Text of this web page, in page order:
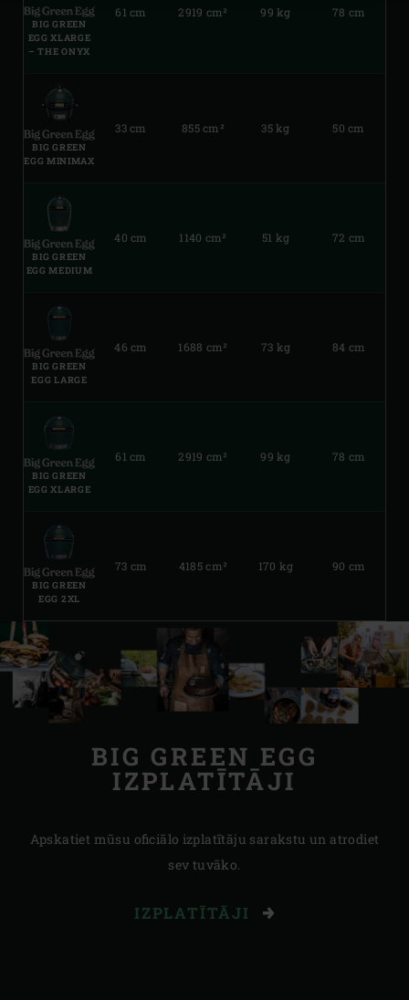
BIG GREEN
EGG XLARGE
– THE ONYX
61 cm 2919 cm² 99 kg 78 cm
BIG GREEN
EGG MINIMAX
33 cm 855 cm² 35 kg 50 cm
BIG GREEN
EGG MEDIUM
40 cm 1140 cm² 51 kg 72 cm
BIG GREEN
EGG LARGE
46 cm 1688 cm² 73 kg 84 cm
BIG GREEN
EGG XLARGE
61 cm 2919 cm² 99 kg 78 cm
BIG GREEN
EGG 2XL
73 cm 4185 cm² 170 kg 90 cm
BIG GREEN EGG
IZPLATĪTĀJI
Apskatiet mūsu oficiālo izplatītāju sarakstu un atrodiet
sev tuvāko.
IZPLATĪTĀJI